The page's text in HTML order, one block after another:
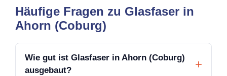
Häufige Fragen zu Glasfaser in
Ahorn (Coburg)
Wie gut ist Glasfaser in Ahorn (Coburg)
ausgebaut?